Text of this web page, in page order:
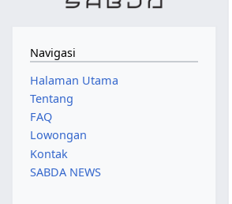
Navigasi
Halaman Utama
Tentang
FAQ
Lowongan
Kontak
SABDA NEWS